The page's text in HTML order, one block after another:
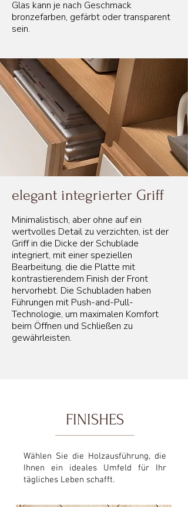
Glas kann je nach Geschmack
bronzefarben, gefärbt oder transparent
sein.
elegant integrierter Griff
Minimalistisch, aber ohne auf ein
wertvolles Detail zu verzichten, ist der
Griff in die Dicke der Schublade
integriert, mit einer speziellen
Bearbeitung, die die Platte mit
kontrastierendem Finish der Front
hervorhebt. Die Schubladen haben
Führungen mit Push-and-Pull-
Technologie, um maximalen Komfort
beim Öffnen und Schließen zu
gewährleisten.
FINISHES
Wählen Sie die Holzausführung, die
Ihnen ein ideales Umfeld für Ihr
tägliches Leben schafft.